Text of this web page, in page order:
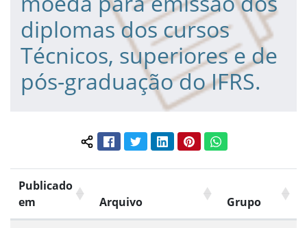
diplomas dos cursos
Técnicos, superiores e de
pós-graduação do IFRS.
Compartilhar conteúdo:
FacebookTwitterLinkedInPinterestWhatsApp
Publicado
em
Arquivo Grupo